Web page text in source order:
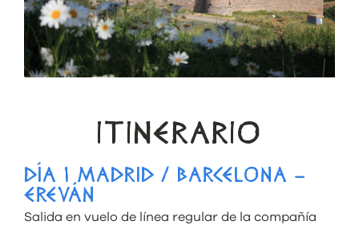
ITINERARIO
DÍA 1 MADRID / BARCELONA –
EREVÁN
Salida en vuelo de línea regular de la compañía